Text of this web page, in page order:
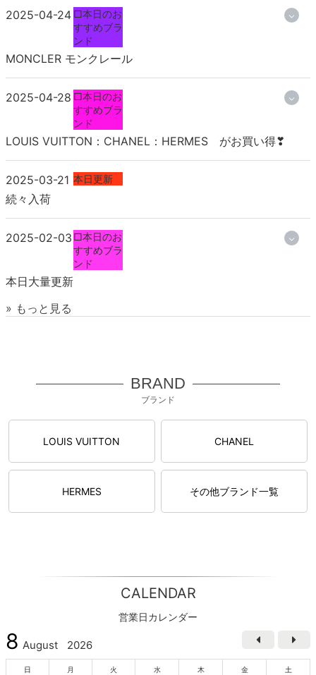
2025-04-24 □本日のお
すすめブラ
ンド
MONCLER モンクレール
2025-04-28 □本日のお
すすめブラ
ンド
LOUIS VUITTON：CHANEL：HERMES がお買い得❣
2025-03-21 本日更新
続々入荷
2025-02-03 □本日のお
すすめブラ
ンド
本日大量更新
» もっと見る
BRAND
ブランド
LOUIS VUITTON CHANEL
HERMES その他ブランド一覧
CALENDAR
営業日カレンダー
8 August 2026
日 月 火 水 木 金 土